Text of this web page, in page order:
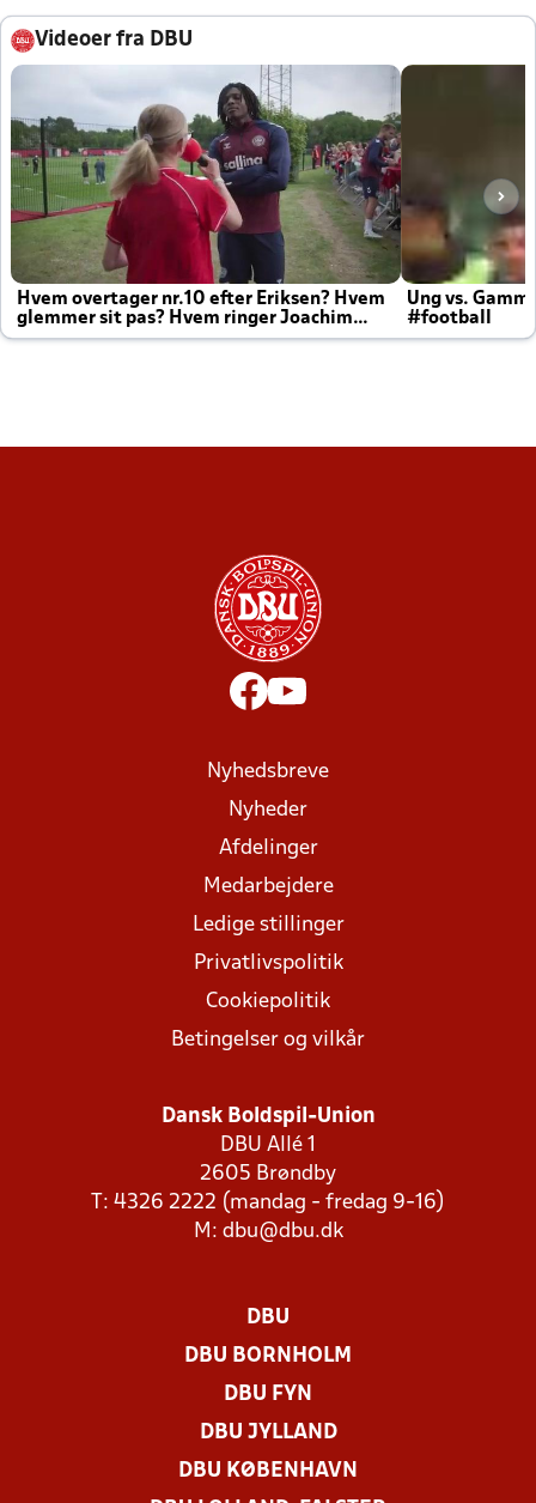
Videoer fra DBU
Hvem overtager nr.10 efter Eriksen? Hvem
glemmer sit pas? Hvem ringer Joachim
altid til efter kampe?
Ung vs.
#football
Nyhedsbreve
Nyheder
Afdelinger
Medarbejdere
Ledige stillinger
Privatlivspolitik
Cookiepolitik
Betingelser og vilkår
Dansk Boldspil-Union
DBU Allé 1
2605 Brøndby
T: 4326 2222 (mandag - fredag 9-16)
M: dbu@dbu.dk
DBU
DBU BORNHOLM
DBU FYN
DBU JYLLAND
DBU KØBENHAVN